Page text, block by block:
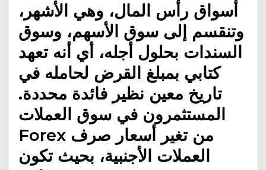
أسواق رأس المال، وهي الأشهر،
وتنقسم إلى سوق الأسهم، وسوق
السندات بحلول أجله، أي أنه تعهد
كتابي بمبلغ القرض لحامله في
تاريخ معين نظير فائدة محددة.
المستثمرون في سوق العملات
Forex من تغير أسعار صرف
العملات الأجنبية، بحيث تكون